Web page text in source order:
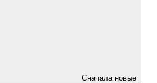
Сначала новые